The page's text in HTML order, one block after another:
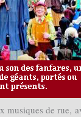
musiques de rue,